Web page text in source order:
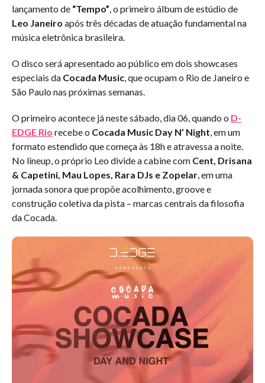
lançamento de “Tempo”, o primeiro álbum de estúdio de
Leo Janeiro após três décadas de atuação fundamental na
música eletrônica brasileira.
O disco será apresentado ao público em dois showcases
especiais da Cocada Music, que ocupam o Rio de Janeiro e
São Paulo nas próximas semanas.
O primeiro acontece já neste sábado, dia 06, quando o D-
EDGE Rio recebe o Cocada Music Day N’ Night, em um
formato estendido que começa às 18h e atravessa a noite.
No lineup, o próprio Leo divide a cabine com Cent, Drisana
& Capetini, Mau Lopes, Rara DJs e Zopelar, em uma
jornada sonora que propõe acolhimento, groove e
construção coletiva da pista – marcas centrais da filosofia
da Cocada.